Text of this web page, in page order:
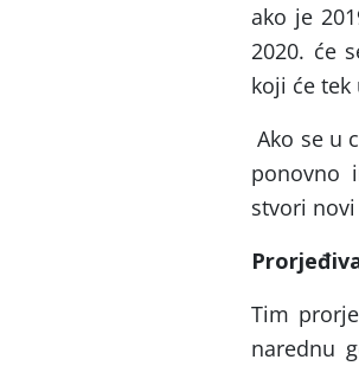
ako je
2020. će
koji će
Ako se u
ponovno
stvori
Tim
narednu